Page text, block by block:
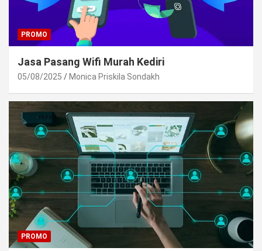
PROMO
Jasa Pasang Wifi Murah Kediri
05/08/2025 Monica Priskila Sondakh
PROMO